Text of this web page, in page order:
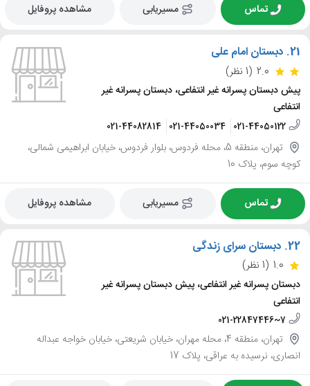
تماس مسیریابی مشاهده پروفایل
21. دبستان امام علی
2.0 (1 نظر)
پیش دبستان پسرانه غیر انتفاعی، دبستان پسرانه غیر
انتفاعی
021-44050122
021-44050034
021-44082814
تهران، منطقه 5، محله فردوس، بلوار فردوس، خیابان ابراهیمی شمالی،
کوچه سوم، پلاک 10
تماس مسیریابی مشاهده پروفایل
22. دبستان سرای زندگی
1.0 (1 نظر)
دبستان پسرانه غیر انتفاعی، پیش دبستان پسرانه غیر
انتفاعی
021-22847446~7
تهران، منطقه 4، محله مهران، خیابان شریعتی، خیابان خواجه عبداله
انصاری، نرسیده به عراقی، پلاک 17